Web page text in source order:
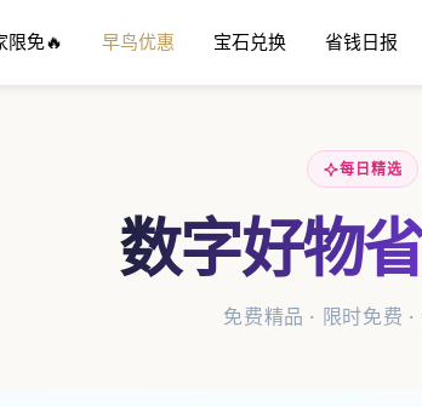
限免🔥 早鸟优惠 宝石兑换 省钱日报
每日精选
数字好物
免费精品 · 限时免费